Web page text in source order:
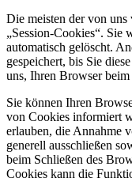
Die meisten der von uns
„Session-Cookies“. Sie
automatisch gelöscht.
gespeichert, bis Sie
uns, Ihren Browser
Sie können Ihren
von Cookies informiert
erlauben, die Annahme
generell ausschließen
beim Schließen des
Cookies kann die